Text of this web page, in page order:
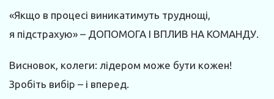
«Якщо в процесі виникатимуть труднощі,
я підстрахую» – ДОПОМОГА І ВПЛИВ НА КОМАНДУ.
Висновок, колеги: лідером може бути кожен!
Зробіть вибір – і вперед.